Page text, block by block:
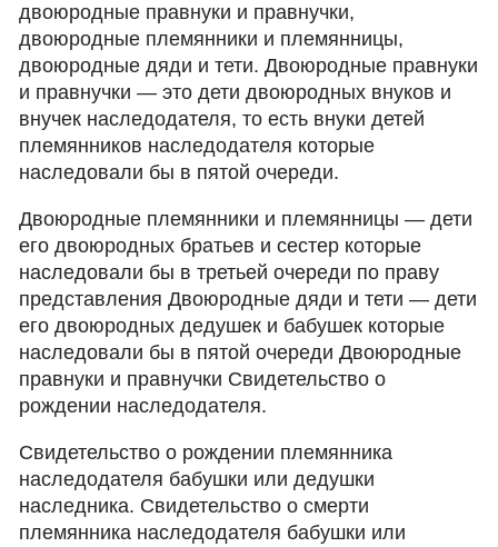
двоюродные правнуки и правнучки,
двоюродные племянники и племянницы,
двоюродные дяди и тети. Двоюродные правнуки
и правнучки — это дети двоюродных внуков и
внучек наследодателя, то есть внуки детей
племянников наследодателя которые
наследовали бы в пятой очереди.
Двоюродные племянники и племянницы — дети
его двоюродных братьев и сестер которые
наследовали бы в третьей очереди по праву
представления Двоюродные дяди и тети — дети
его двоюродных дедушек и бабушек которые
наследовали бы в пятой очереди Двоюродные
правнуки и правнучки Свидетельство о
рождении наследодателя.
Свидетельство о рождении племянника
наследодателя бабушки или дедушки
наследника. Свидетельство о смерти
племянника наследодателя бабушки или